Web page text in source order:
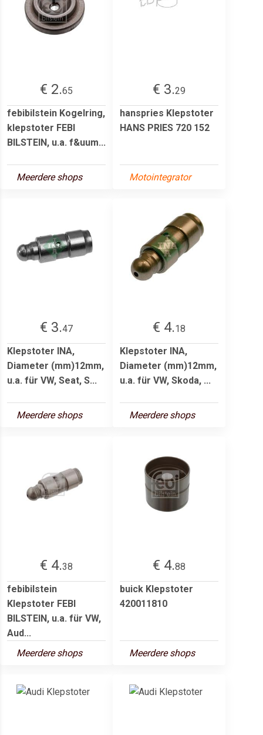
€ 2.65
febibilstein Kogelring,
klepstoter FEBI
BILSTEIN, u.a. f&uum...
Meerdere shops
€ 3.29
hanspries Klepstoter
HANS PRIES 720 152
Motointegrator
€ 3.47
Klepstoter INA,
Diameter (mm)12mm,
u.a. für VW, Seat, S...
Meerdere shops
€ 4.18
Klepstoter INA,
Diameter (mm)12mm,
u.a. für VW, Skoda, ...
Meerdere shops
€ 4.38
febibilstein
Klepstoter FEBI
BILSTEIN, u.a. für VW,
Aud...
Meerdere shops
€ 4.88
buick Klepstoter
420011810
Meerdere shops